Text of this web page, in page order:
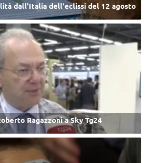
dall’Italia dell'eclissi del 12 agosto
Ragazzoni a Sky Tg24